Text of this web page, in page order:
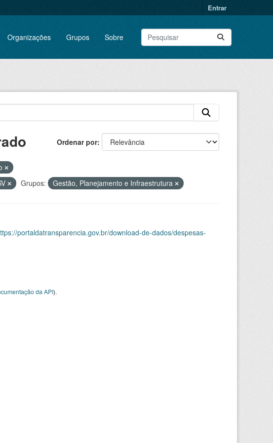
Entrar
Organizações Grupos Sobre
Ordenar por
Grupos: Gestão, Planejamento e Infraestrutura
portaldatransparencia.gov.br/download-de-dados/despesas-
da API).